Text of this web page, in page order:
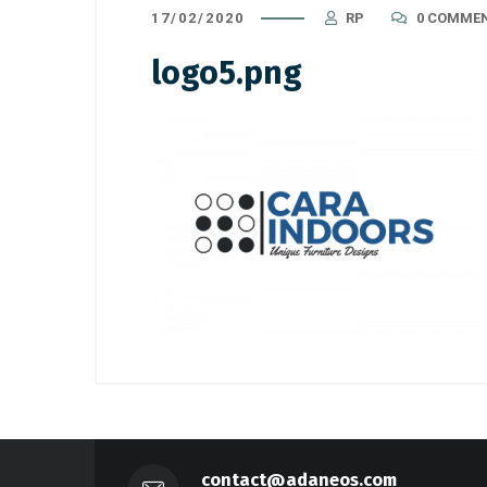
17/02/2020 RP 0
logo5.png
contact@adaneos.com